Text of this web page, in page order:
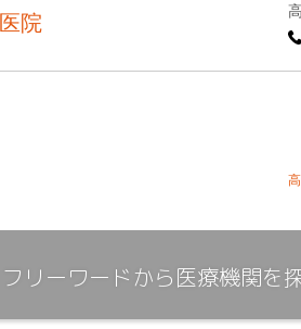
院
フリーワードから医療機関を